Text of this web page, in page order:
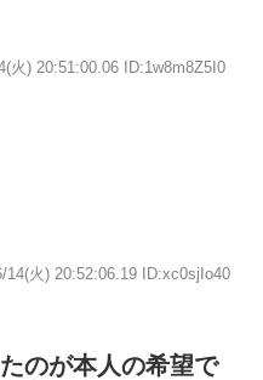
火) 20:51:00.06 ID:1w8m8Z5I0
14(火) 20:52:06.19 ID:xc0sjIo40
のが本人の希望で